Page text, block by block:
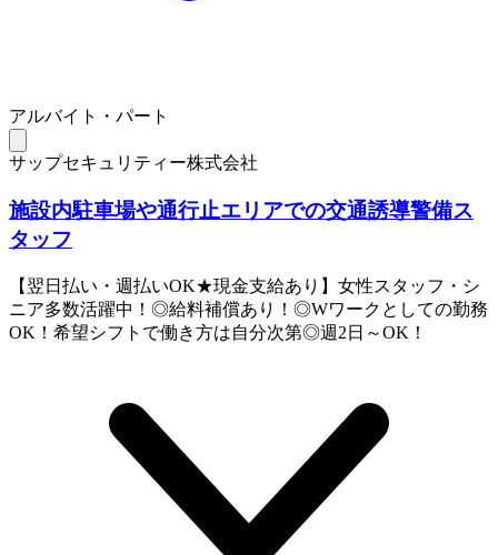
アルバイト・パート
サップセキュリティー株式会社
施設内駐車場や通行止エリアでの交通誘導警備ス
タッフ
【翌日払い・週払いOK★現金支給あり】女性スタッフ・シ
ニア多数活躍中！◎給料補償あり！◎Wワークとしての勤務
OK！希望シフトで働き方は自分次第◎週2日～OK！